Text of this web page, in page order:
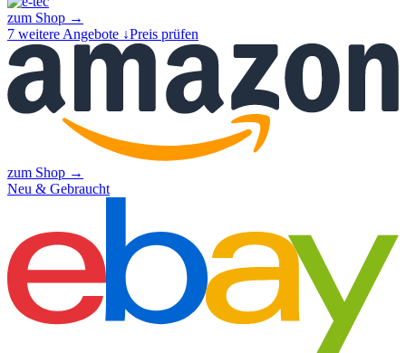
zum Shop →
7 weitere Angebote ↓Preis prüfen
zum Shop →
Neu & Gebraucht